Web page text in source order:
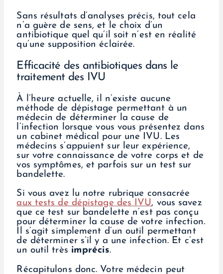
Sans résultats d’analyses précis, tout cela
n’a guère de sens, et le choix d’un
antibiotique quel qu’il soit n’est en réalité
qu’une supposition éclairée.
Efficacité des antibiotiques dans le
traitement des IVU
À l’heure actuelle, il n’existe aucune
méthode de dépistage permettant à un
médecin de déterminer la cause de
l’infection lorsque vous vous présentez dans
un cabinet médical pour une IVU. Les
médecins s’appuient sur leur expérience,
sur votre connaissance de votre corps et de
vos symptômes, et parfois sur un test sur
bandelette.
Si vous avez lu notre rubrique consacrée
aux tests de dépistage des IVU, vous savez
que ce test sur bandelette n’est pas conçu
pour déterminer la cause de votre infection.
Il s’agit simplement d’un outil permettant
de déterminer s’il y a une infection. Et c’est
un outil très imprécis.
Récapitulons donc. Votre médecin peut